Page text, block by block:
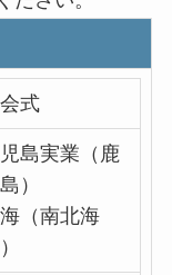
式
島実業（鹿
）
（南北海